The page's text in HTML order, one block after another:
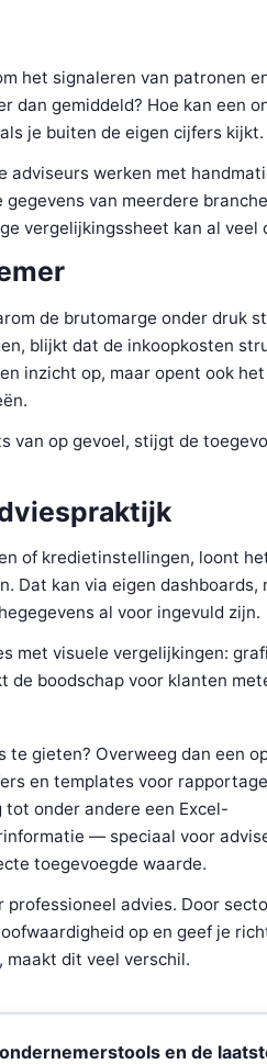
het signaleren van patronen
dan gemiddeld? Hoe kan een
je buiten de eigen cijfers kijkt.
adviseurs werken met
van meerdere
vergelijkingssheet kan al veel
de brutomarge onder druk
blijkt dat de inkoopkosten
inzicht op, maar opent ook
van op gevoel, stijgt de
of kredietinstellingen, loont
Dat kan via eigen dashboards,
al voor ingevuld zijn.
met visuele vergelijkingen:
boodschap voor klanten
gieten? Overweeg dan een
en templates voor
tot onder andere een Excel-
— speciaal voor
toegevoegde waarde.
professioneel advies. Door
op en geef je
maakt dit veel verschil.
en de